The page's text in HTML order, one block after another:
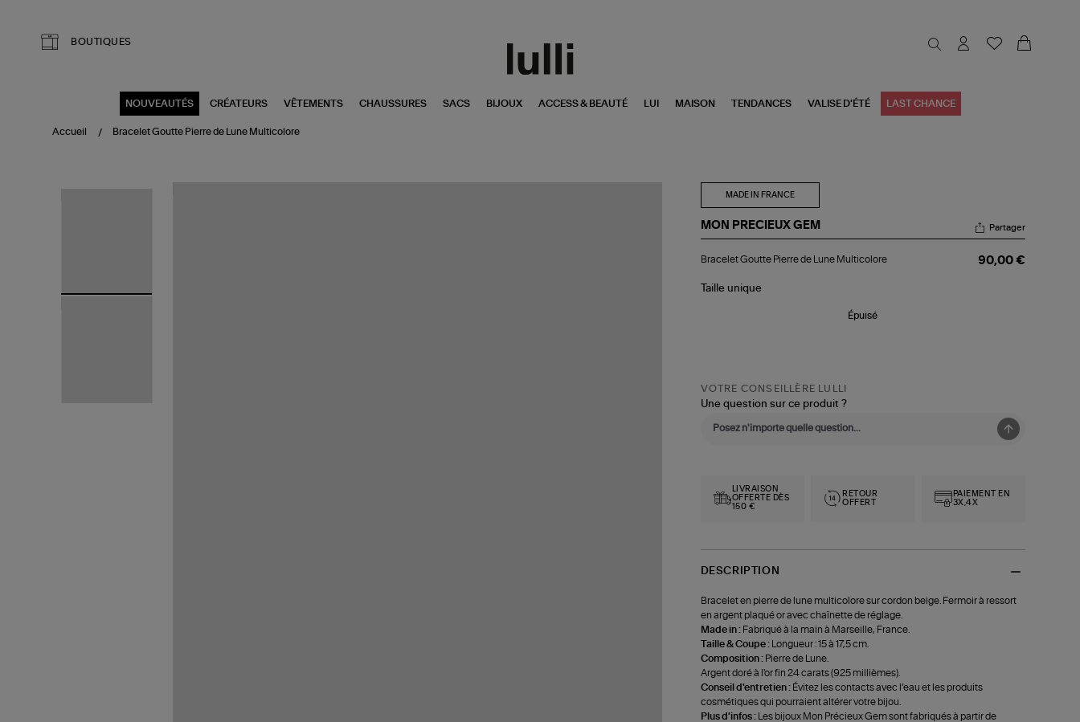
BOUTIQUES
NOUVEAUTÉS CRÉATEURS VÊTEMENTS CHAUSSURES SACS BIJOUX ACCESS & BEAUTÉ LUI MAISON TENDANCES VALISE D'ÉTÉ LAST CHANCE
Accueil Bracelet Goutte Pierre de Lune Multicolore
MADE IN FRANCE
MON PRECIEUX GEM
Goutte
de
Partager
Bracelet Goutte Pierre de Lune Multicolore 90,00 €
Taille unique
Épuisé
VOTRE CONSEILLÈRE LULLI
Une question sur ce produit ?
LIVRAISON
OFFERTE DÈS
150 €
RETOUR
OFFERT
PAIEMENT EN
3X,4X
DESCRIPTION
Bracelet en pierre de lune multicolore sur cordon beige. Fermoir à ressort
en argent plaqué or avec chaînette de réglage.
Made in : Fabriqué à la main à Marseille, France.
Taille & Coupe :
Longueur : 15 à 17,5 cm.
Composition : Pierre de Lune.
Argent doré à l'or fin 24 carats (925 millièmes).
Conseil d'entretien : Évitez les contacts avec l’eau et les produits
cosmétiques qui pourraient altérer votre bijou.
Plus d'infos :
Les bijoux Mon Précieux Gem sont fabriqués à partir de